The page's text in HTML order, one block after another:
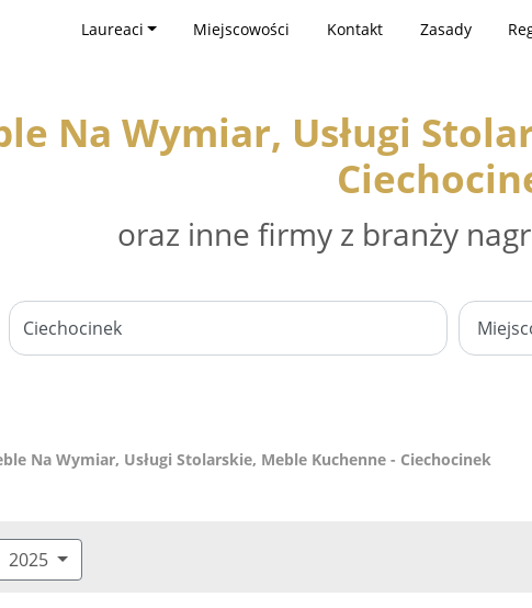
Laureaci Miejscowości Kontakt Zasady
Na Wymiar, Usługi
oraz inne firmy z branży
Na Wymiar, Usługi Stolarskie, Meble Kuchenne - Ciechocinek
2025